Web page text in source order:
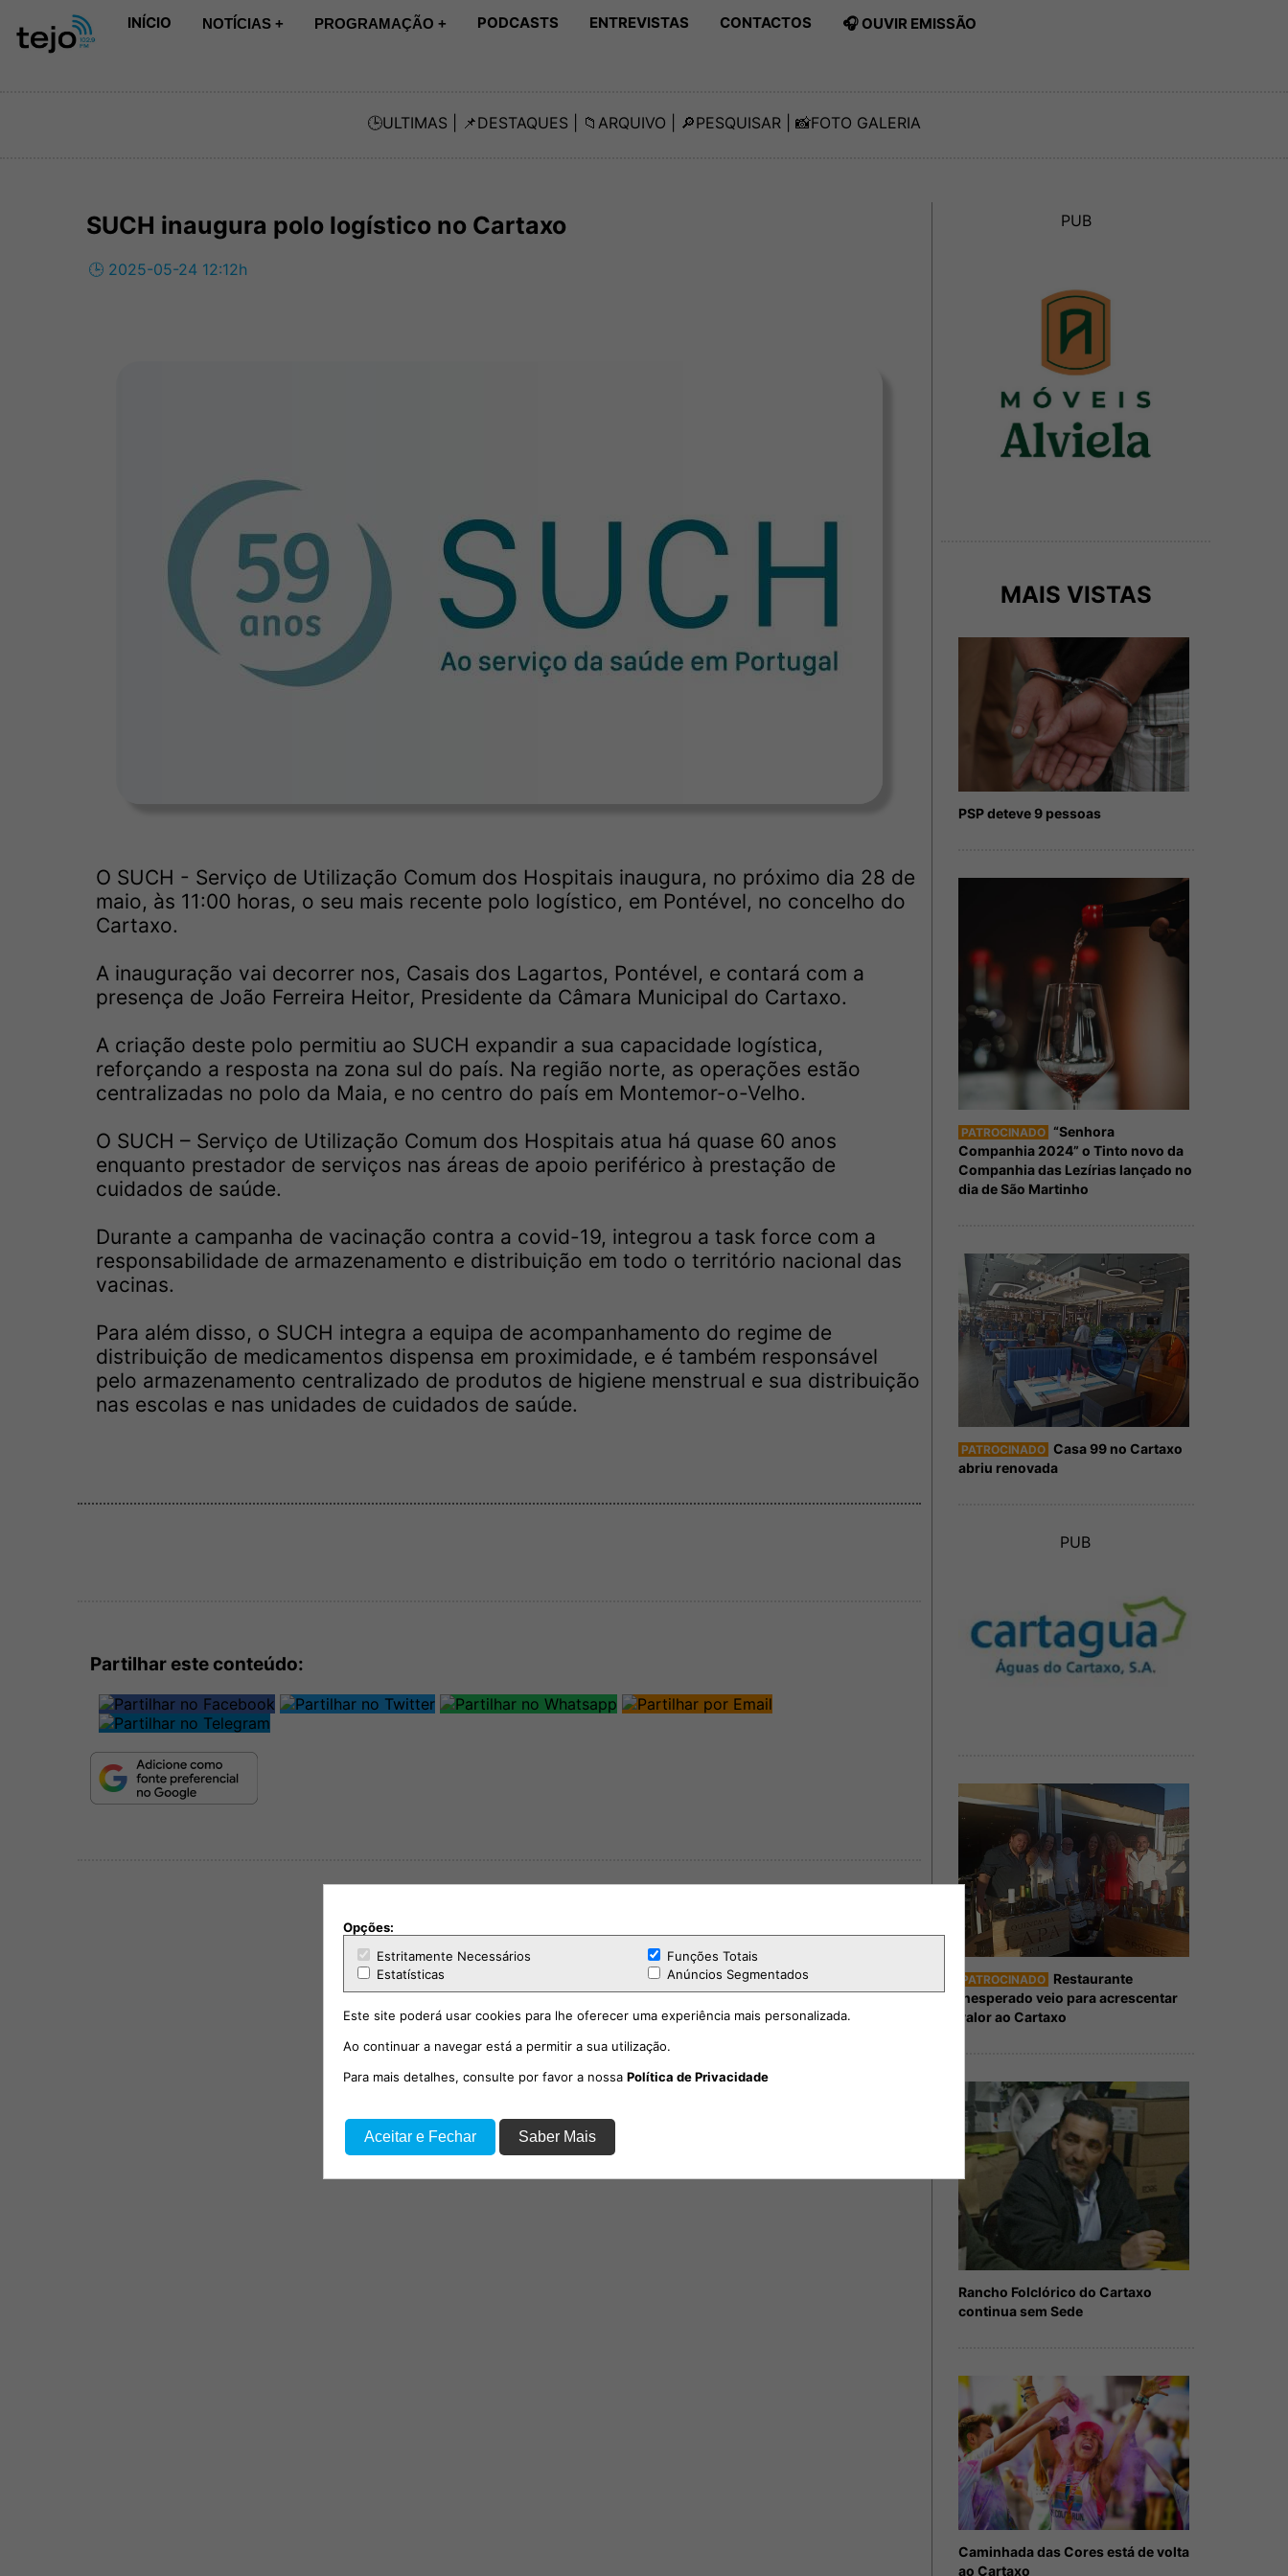
INÍCIO NOTÍCIAS + PROGRAMAÇÃO + PODCASTS ENTREVISTAS CONTACTOS 🎧 OUVIR EMISSÃO
🕒ULTIMAS | 📌DESTAQUES | 📁 ARQUIVO | 🔎PESQUISAR | 📸FOTO GALERIA
SUCH inaugura polo logístico no Cartaxo
🕒 2025-05-24 12:12h
O SUCH - Serviço de Utilização Comum dos Hospitais inaugura, no próximo dia 28 de
maio, às 11:00 horas, o seu mais recente polo logístico, em Pontével, no concelho do
Cartaxo.
A inauguração vai decorrer nos, Casais dos Lagartos, Pontével, e contará com a
presença de João Ferreira Heitor, Presidente da Câmara Municipal do Cartaxo.
A criação deste polo permitiu ao SUCH expandir a sua capacidade logística,
reforçando a resposta na zona sul do país. Na região norte, as operações estão
centralizadas no polo da Maia, e no centro do país em Montemor-o-Velho.
O SUCH – Serviço de Utilização Comum dos Hospitais atua há quase 60 anos
enquanto prestador de serviços nas áreas de apoio periférico à prestação de
cuidados de saúde.
Durante a campanha de vacinação contra a covid-19, integrou a task force com a
responsabilidade de armazenamento e distribuição em todo o território nacional das
vacinas.
Para além disso, o SUCH integra a equipa de acompanhamento do regime de
distribuição de medicamentos dispensa em proximidade, e é também responsável
pelo armazenamento centralizado de produtos de higiene menstrual e sua distribuição
nas escolas e nas unidades de cuidados de saúde.
Partilhar este conteúdo:
PUB
MAIS VISTAS
PSP deteve 9 pessoas
PATROCINADO “Senhora
Companhia 2024” o Tinto novo da
Companhia das Lezírias lançado no
dia de São Martinho
PATROCINADO Casa 99 no Cartaxo
abriu renovada
PUB
PATROCINADO Restaurante
Inesperado veio para acrescentar
valor ao Cartaxo
Rancho Folclórico do Cartaxo
continua sem Sede
Caminhada das Cores está de volta
ao Cartaxo
Opções:
Estritamente Necessários
Funções Totais
Estatísticas
Anúncios Segmentados
Este site poderá usar cookies para lhe oferecer uma experiência mais personalizada.
Ao continuar a navegar está a permitir a sua utilização.
Para mais detalhes, consulte por favor a nossa Política de Privacidade
Aceitar e Fechar Saber Mais